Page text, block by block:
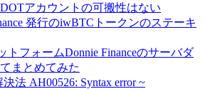
アカウントの可搬性はない
発行のiwBTCトークンのステーキ
トフォームDonnie Financeのサーバダ
まとめてみた
法 AH00526: Syntax error ~